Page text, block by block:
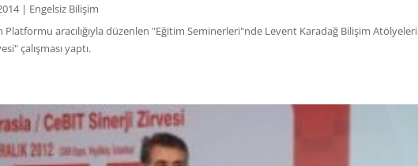
| Engelsiz Bilişim
Platformu aracılığıyla düzenlen "Eğitim Seminerleri"nde Levent Karadağ Bilişim Atölyeleri
çalışması yaptı.